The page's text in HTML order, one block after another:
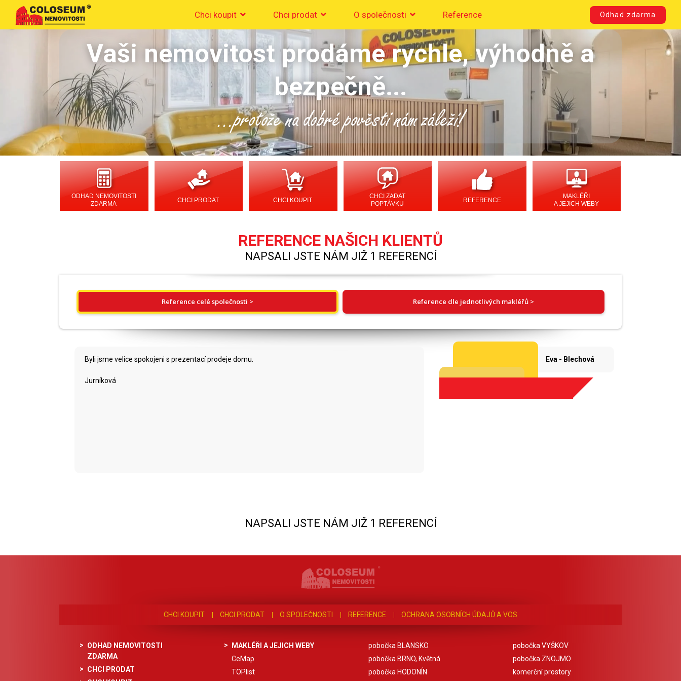
Chci koupit Chci prodat O společnosti Reference Odhad zdarma
Vaši nemovitost prodáme rychle, výhodně a
bezpečně...
...protože na dobré pověsti nám záleží!
ODHAD NEMOVITOSTI
ZDARMA
CHCI PRODAT CHCI KOUPIT
CHCI ZADAT
POPTÁVKU
REFERENCE
MAKLÉŘI
A JEJICH WEBY
REFERENCE NAŠICH KLIENTŮ
NAPSALI JSTE NÁM JIŽ 1 REFERENCÍ
Reference celé společnosti > Reference dle jednotlivých makléřů >
Byli jsme velice spokojeni s prezentací prodeje domu.
Jurníková
Eva - Blechová
NAPSALI JSTE NÁM JIŽ 1 REFERENCÍ
CHCI KOUPIT CHCI PRODAT O SPOLEČNOSTI REFERENCE OCHRANA OSOBNÍCH ÚDAJŮ A VOS
ODHAD NEMOVITOSTI
ZDARMA
CHCI PRODAT
MAKLÉŘI A JEJICH WEBY
CeMap
TOPlist
pobočka BLANSKO
pobočka BRNO, Květná
pobočka HODONÍN
pobočka VYŠKOV
pobočka ZNOJMO
komerční prostory